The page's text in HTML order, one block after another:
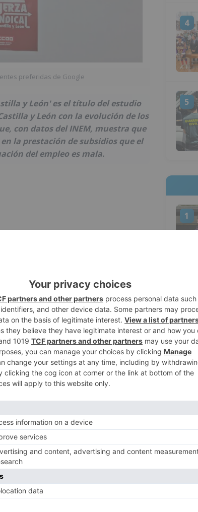
preferidas de Google
y León' es el título del estudio
y León con la evolución de los
con datos del INEM, muestra que
la prestación de subsidios que el
del empleo es mala.
de Organización de
el acento, dentro de una mala
que asaron del 66% al 46%,
reciben menos prestaciones y
juicio de Comisiones Obreras, la
El sindicato sigue
derogación de las dos últimas
Gobierno como a la Patronal
también plantea cambios en
4
5
1
2
3
4